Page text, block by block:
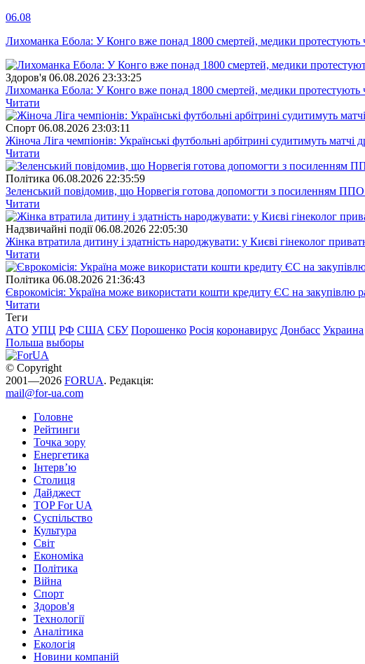
06.08
Лихоманка Ебола: У Конго вже понад 1800 смертей, медики протестують
Здоров'я 06.08.2026 23:33:25
Лихоманка Ебола: У Конго вже понад 1800 смертей, медики протестують
Читати
Спорт 06.08.2026 23:03:11
Жіноча Ліга чемпіонів: Українські футбольні арбітрині судитимуть матчі
Читати
Полiтика 06.08.2026 22:35:59
Зеленський повідомив, що Норвегія готова допомогти з посиленням ППО
Читати
Надзвичайні події 06.08.2026 22:05:30
Жінка втратила дитину і здатність народжувати: у Києві гінеколог
Читати
Полiтика 06.08.2026 21:36:43
Єврокомісія: Україна може використати кошти кредиту ЄС на закупівлю
Читати
Теги
АТО УПЦ РФ США СБУ Порошенко Росія коронавирус Донбасс Украина
Польша выборы
© Copyright
2001—2026 FORUA. Редакція:
mail@for-ua.com
Головне
Рейтинги
Точка зору
Енергетика
Інтерв’ю
Столиця
Дайджест
TOP For UA
Суспiльство
Культура
Світ
Економіка
Політика
Війна
Спорт
Здоров'я
Технології
Аналітика
Екологія
Новини компаній